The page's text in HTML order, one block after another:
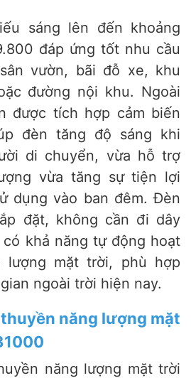
sáng lên đến khoảng
đáp ứng tốt nhu cầu
vườn, bãi đỗ xe, khu
đường nội khu. Ngoài
được tích hợp cảm biến
đèn tăng độ sáng khi
di chuyển, vừa hỗ trợ
vừa tăng sự tiện lợi
dụng vào ban đêm. Đèn
đặt, không cần đi dây
khả năng tự động hoạt
lượng mặt trời, phù hợp
ngoài trời hiện nay.
năng lượng mặt
năng lượng mặt trời